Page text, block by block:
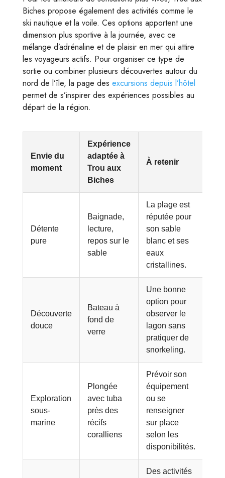
Biches propose également des activités comme le
ski nautique et la voile. Ces options apportent une
dimension plus sportive à la journée, avec ce
mélange d’adrénaline et de plaisir en mer qui attire
les voyageurs actifs. Pour organiser ce type de
sortie ou combiner plusieurs découvertes autour du
nord de l’île, la page des excursions depuis l’hôtel
permet de s’inspirer des expériences possibles au
départ de la région.
Envie du
moment
Expérience
adaptée à
Trou aux
Biches
À retenir
Détente
pure
Baignade,
lecture,
repos sur le
sable
La plage est
réputée pour
son sable
blanc et ses
eaux
cristallines.
Découverte
douce
Bateau à
fond de
verre
Une bonne
option pour
observer le
lagon sans
pratiquer de
snorkeling.
Exploration
sous-
marine
Plongée
avec tuba
près des
récifs
coralliens
Prévoir son
équipement
ou se
renseigner
sur place
selon les
disponibilités.
Des activités